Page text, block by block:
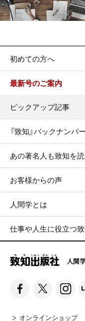
初めての方へ
最新号のご案内
ピックアップ記事
『致知』バックナンバー
あの著名人も致知を
お客様からの声
人間学とは
仕事や人生に役立つ
人間
オンラインショップ